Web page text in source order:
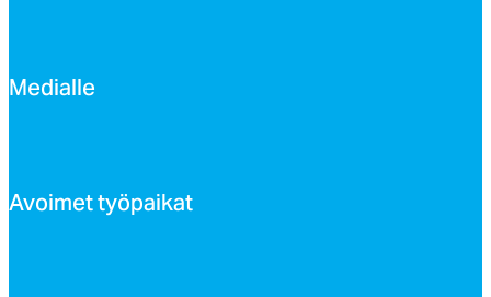
Me­dial­le
Avoi­met työ­pai­kat